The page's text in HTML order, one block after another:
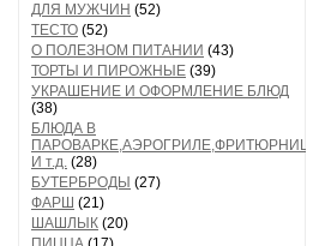
ДЛЯ МУЖЧИН (52)
ТЕСТО (52)
О ПОЛЕЗНОМ ПИТАНИИ (43)
ТОРТЫ И ПИРОЖНЫЕ (39)
УКРАШЕНИЕ И ОФОРМЛЕНИЕ БЛЮД
(38)
БЛЮДА В
ПАРОВАРКЕ,АЭРОГРИЛЕ,ФРИТЮРНИЦЕ
И т.д. (28)
БУТЕРБРОДЫ (27)
ФАРШ (21)
ШАШЛЫК (20)